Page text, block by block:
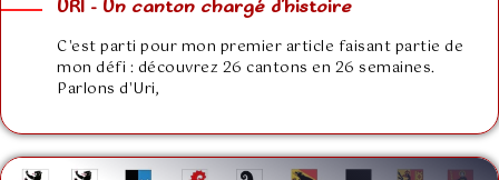
URI – Un canton chargé d’histoire
C'est parti pour mon premier article faisant partie de
mon défi : découvrez 26 cantons en 26 semaines.
Parlons d'Uri,